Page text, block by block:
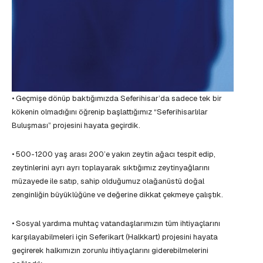
• Geçmişe dönüp baktığımızda Seferihisar’da sadece tek bir
kökenin olmadığını öğrenip başlattığımız “Seferihisarlılar
Buluşması” projesini hayata geçirdik.
• 500-1200 yaş arası 200’e yakın zeytin ağacı tespit edip,
zeytinlerini ayrı ayrı toplayarak sıktığımız zeytinyağlarını
müzayede ile satıp, sahip olduğumuz olağanüstü doğal
zenginliğin büyüklüğüne ve değerine dikkat çekmeye çalıştık.
• Sosyal yardıma muhtaç vatandaşlarımızın tüm ihtiyaçlarını
karşılayabilmeleri için Seferikart (Halkkart) projesini hayata
geçirerek halkımızın zorunlu ihtiyaçlarını giderebilmelerini